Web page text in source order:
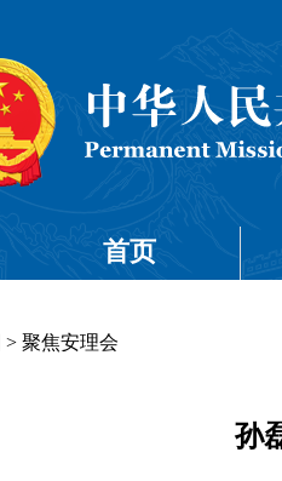
首页
> 聚焦安理会
孙